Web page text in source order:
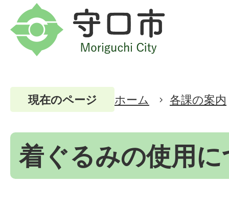
現在のページ ホーム 各課の案内
着ぐるみの使用